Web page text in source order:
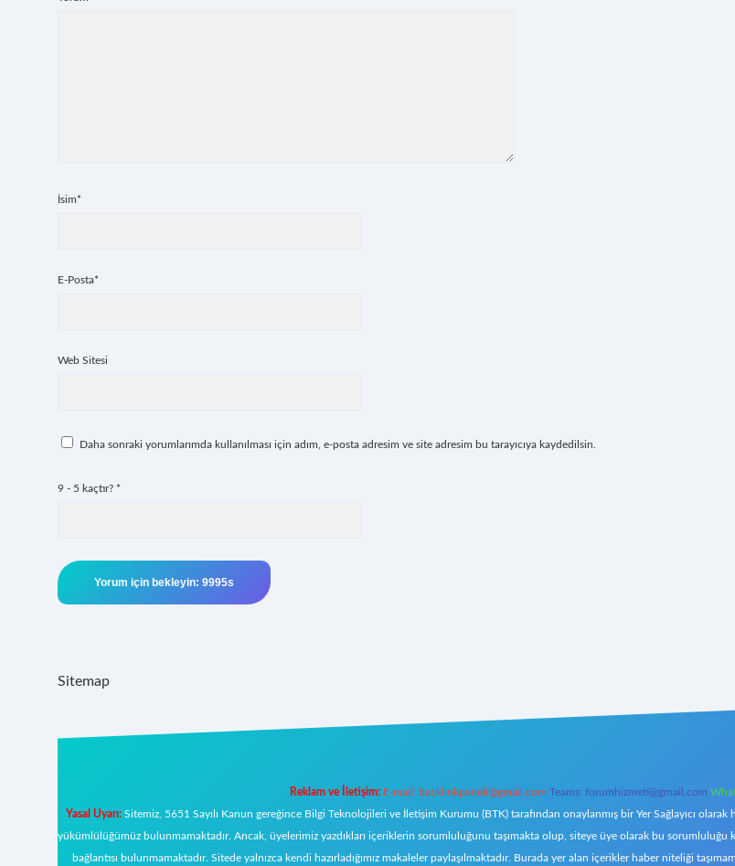
İsim*
E-Posta*
Web Sitesi
Daha sonraki yorumlarımda kullanılması için adım, e-posta adresim ve site adresim bu tarayıcıya kaydedilsin.
9 - 5 kaçtır? *
Sitemap
Reklam ve İletişim: E-mail: backlinkpaneli@gmail.com Teams: forumhizmeti@gmail.com
Yasal Uyarı:Sitemiz, 5651 Sayılı Kanun gereğince Bilgi Teknolojileri ve İletişim Kurumu (BTK) tarafından onaylanmış bir Yer Sağlayıcı
yükümlülüğümüz bulunmamaktadır. Ancak, üyelerimiz yazdıkları içeriklerin sorumluluğunu taşımakta olup, siteye üye olarak bu
bağlantısı bulunmamaktadır. Sitede yalnızca kendi hazırladığımız makaleler paylaşılmaktadır. Burada yer alan içerikler haber niteliği